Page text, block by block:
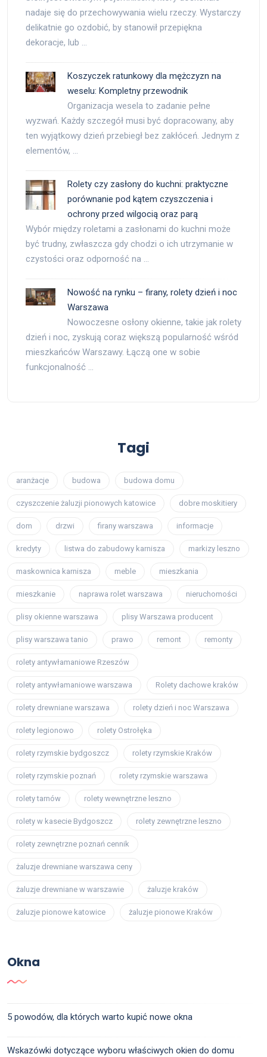
nadaje się do przechowywania wielu rzeczy. Wystarczy
delikatnie go ozdobić, by stanowił przepiękna
dekoracje, lub …
Koszyczek ratunkowy dla mężczyzn na
weselu: Kompletny przewodnik
Organizacja wesela to zadanie pełne
wyzwań. Każdy szczegół musi być dopracowany, aby
ten wyjątkowy dzień przebiegł bez zakłóceń. Jednym z
elementów, …
Rolety czy zasłony do kuchni: praktyczne
porównanie pod kątem czyszczenia i
ochrony przed wilgocią oraz parą
Wybór między roletami a zasłonami do kuchni może
być trudny, zwłaszcza gdy chodzi o ich utrzymanie w
czystości oraz odporność na …
Nowość na rynku – firany, rolety dzień i noc
Warszawa
Nowoczesne osłony okienne, takie jak rolety
dzień i noc, zyskują coraz większą popularność wśród
mieszkańców Warszawy. Łączą one w sobie
funkcjonalność …
Tagi
aranżacje budowa budowa domu
czyszczenie żaluzji pionowych katowice dobre moskitiery
dom drzwi firany warszawa informacje
kredyty listwa do zabudowy karnisza markizy leszno
maskownica karnisza meble mieszkania
mieszkanie naprawa rolet warszawa nieruchomości
plisy okienne warszawa plisy Warszawa producent
plisy warszawa tanio prawo remont remonty
rolety antywłamaniowe Rzeszów
rolety antywłamaniowe warszawa Rolety dachowe kraków
rolety drewniane warszawa rolety dzień i noc Warszawa
rolety legionowo rolety Ostrołęka
rolety rzymskie bydgoszcz rolety rzymskie Kraków
rolety rzymskie poznań rolety rzymskie warszawa
rolety tarnów rolety wewnętrzne leszno
rolety w kasecie Bydgoszcz rolety zewnętrzne leszno
rolety zewnętrzne poznań cennik
żaluzje drewniane warszawa ceny
żaluzje drewniane w warszawie żaluzje kraków
żaluzje pionowe katowice żaluzje pionowe Kraków
Okna
5 powodów, dla których warto kupić nowe okna
Wskazówki dotyczące wyboru właściwych okien do domu